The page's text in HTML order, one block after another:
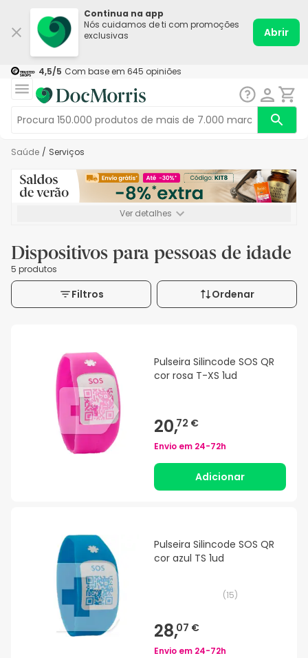
Continua na app
Nós cuidamos de ti com promoções
exclusivas
Abrir
4,5/5 Com base em 645 opiniões
Saúde / Serviços
Ver detalhes
Dispositivos para pessoas de idade
5 produtos
Filtros Ordenar
Pulseira Silincode SOS QR
cor rosa T-XS 1ud
20,72 €
Envio em 24-72h
Adicionar
Pulseira Silincode SOS QR
cor azul TS 1ud
(15)
28,07 €
Envio em 24-72h